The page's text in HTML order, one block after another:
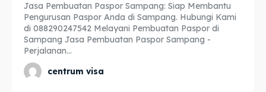
Jasa Pembuatan Paspor Sampang: Siap Membantu
Pengurusan Paspor Anda di Sampang. Hubungi Kami
di 088290247542 Melayani Pembuatan Paspor di
Sampang Jasa Pembuatan Paspor Sampang -
Perjalanan...
centrum visa